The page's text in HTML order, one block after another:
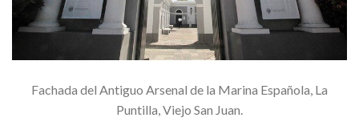
Fachada del Antiguo Arsenal de la Marina Española, La
Puntilla, Viejo San Juan.